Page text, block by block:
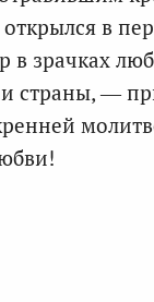
в
зрачках
страны, —